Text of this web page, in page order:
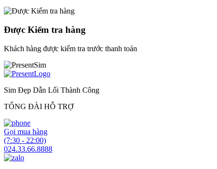
Được Kiểm tra hàng
Khách hàng được kiểm tra trước thanh toán
Sim Đẹp Dẫn Lối Thành Công
TỔNG ĐÀI HỖ TRỢ
Gọi mua hàng
(7:30 - 22:00)
024.33.66.8888